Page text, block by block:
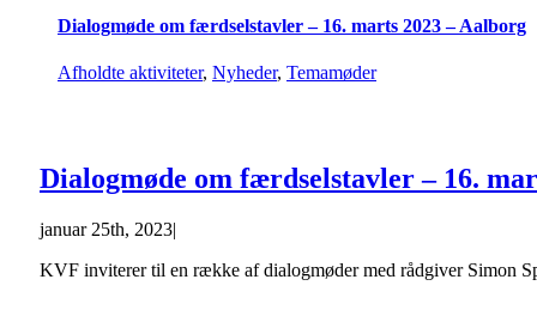
Dialogmøde om færdselstavler – 16. marts 2023 – Aalborg
Afholdte aktiviteter, Nyheder, Temamøder
Dialogmøde om færdselstavler – 16.
januar 25th, 2023|
KVF inviterer til en række af dialogmøder med rådgiver Simon